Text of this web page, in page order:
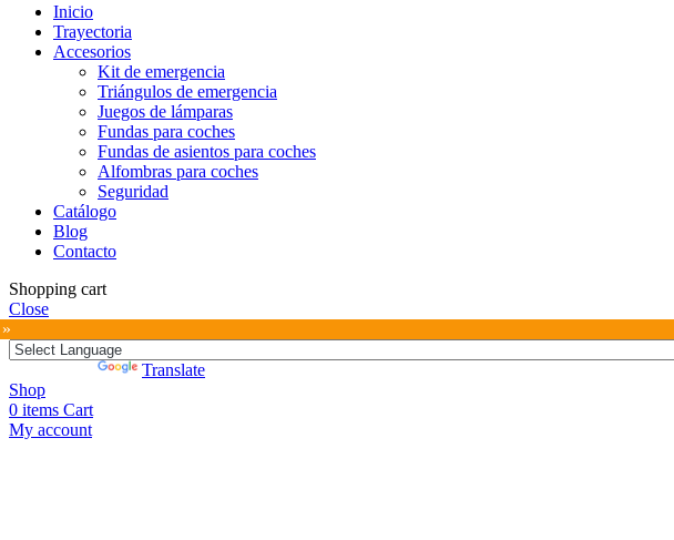
Inicio
Trayectoria
Accesorios
Kit de emergencia
Triángulos de emergencia
Juegos de lámparas
Fundas para coches
Fundas de asientos para coches
Alfombras para coches
Seguridad
Catálogo
Blog
Contacto
Shopping cart
Close
Translate
Shop
0 items Cart
My account